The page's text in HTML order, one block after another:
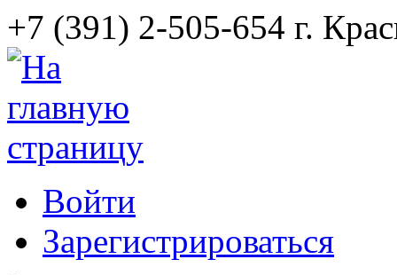
+7 (391) 2-505-654 г.
Войти
Зарегистрироваться